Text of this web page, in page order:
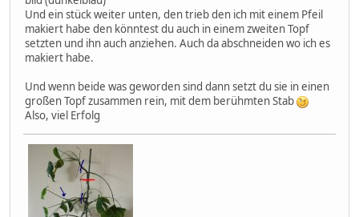
Und ein stück weiter unten, den trieb den ich mit einem Pfeil
makiert habe den könntest du auch in einem zweiten Topf
setzten und ihn auch anziehen. Auch da abschneiden wo ich es
makiert habe.
Und wenn beide was geworden sind dann setzt du sie in einen
großen Topf zusammen rein, mit dem berühmten Stab
Also, viel Erfolg